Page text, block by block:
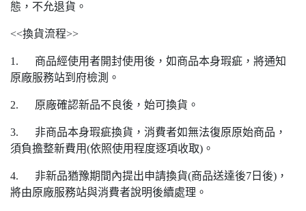
態，不允退貨。
<<換貨流程>>
1. 商品經使用者開封使用後，如商品本身瑕疵，將通知
原廠服務站到府檢測。
2. 原廠確認新品不良後，始可換貨。
3. 非商品本身瑕疵換貨，消費者如無法復原原始商品，
須負擔整新費用(依照使用程度逐項收取)。
4. 非新品猶豫期間內提出申請換貨(商品送達後7日後)，
將由原廠服務站與消費者說明後續處理。